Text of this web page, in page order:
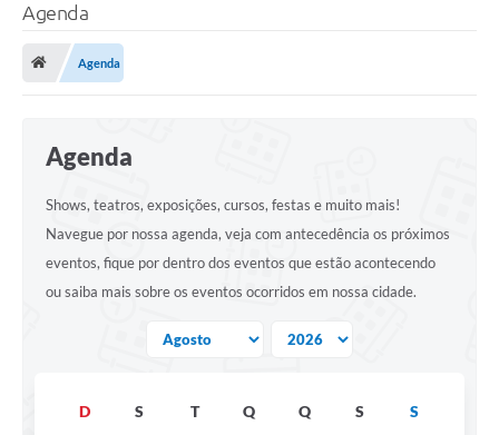
Notícias
Galeria de Fotos
Galeria de Vídeos
Editais
Transparência
Agenda
Agenda
Agenda
Shows, teatros, exposições, cursos, festas e muito mais!
Navegue por nossa agenda, veja com antecedência os próximos
eventos, fique por dentro dos eventos que estão acontecendo
ou saiba mais sobre os eventos ocorridos em nossa cidade.
D S T Q Q S S